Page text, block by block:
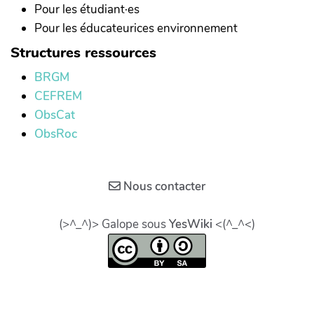
Pour les étudiant·es
Pour les éducateurices environnement
Structures ressources
BRGM
CEFREM
ObsCat
ObsRoc
Nous contacter
(>^_^)> Galope sousYesWiki <(^_^<)